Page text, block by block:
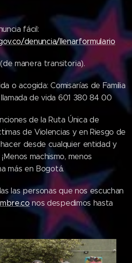
fácil:
denuncia/llenarformulario
(de manera transitoria).
o acogida: Comisarías de Familia
de vida 601 380 84 00
de la Ruta Única de
de Violencias y en Riesgo de
desde cualquier entidad y
machismo, menos
más en Bogotá.
las personas que nos escuchan
nos despedimos hasta